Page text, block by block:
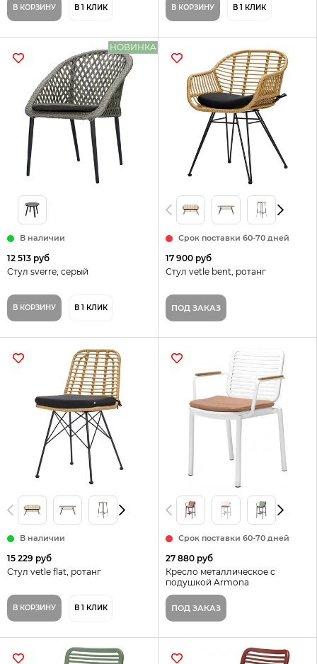
В КОРЗИНУ В 1 КЛИК В КОРЗИНУ В 1 КЛИК
НОВИНКА
В наличии
12 513 руб
Стул sverre, серый
В КОРЗИНУ В 1 КЛИК
Срок поставки 60-70 дней
17 900 руб
Стул vetle bent, ротанг
ПОД ЗАКАЗ
В наличии
15 229 руб
Стул vetle flat, ротанг
В КОРЗИНУ В 1 КЛИК
Срок поставки 60-70 дней
27 880 руб
Кресло металлическое с
подушкой Armona
ПОД ЗАКАЗ